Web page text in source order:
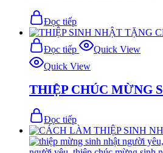
Đọc tiếp
Đọc tiếp
Quick View
Quick View
THIỆP CHÚC MỪNG
Đọc tiếp